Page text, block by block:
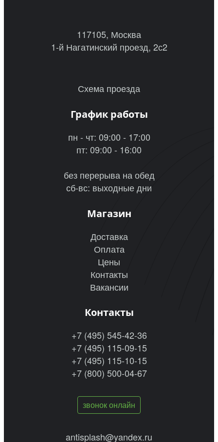
117105, Москва
1-й Нагатинский проезд, 2с2
Схема проезда
График работы
пн - чт: 09:00 - 17:00
пт: 09:00 - 16:00
без перерыва на обед
сб-вс: выходные дни
Магазин
Доставка
Оплата
Цены
Контакты
Вакансии
Контакты
+7 (495) 545-42-36
+7 (495) 115-09-15
+7 (495) 115-10-15
+7 (800) 500-04-67
звонок онлайн
antisplash@yandex.ru